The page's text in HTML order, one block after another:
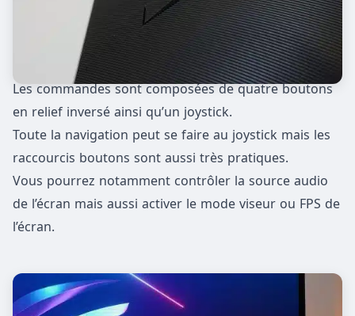
Les commandes sont composées de quatre boutons
en relief inversé ainsi qu’un joystick.
Toute la navigation peut se faire au joystick mais les
raccourcis boutons sont aussi très pratiques.
Vous pourrez notamment contrôler la source audio
de l’écran mais aussi activer le mode viseur ou FPS de
l’écran.